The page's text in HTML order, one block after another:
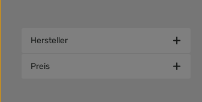
Hersteller
Preis